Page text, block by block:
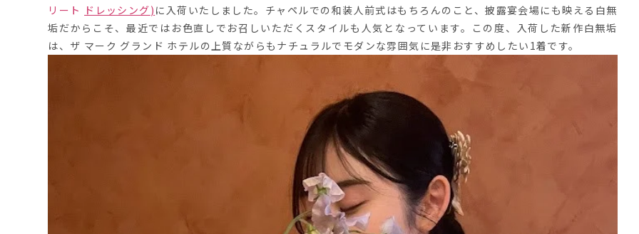
リート ドレッシング) に入荷いたしました。チャペルでの和装人前式はもちろんのこと、披露宴会場にも映える白無
垢だからこそ、最近ではお色直しでお召しいただくスタイルも人気となっています。この度、入荷した新作白無垢
は、ザ マーク グランド ホテルの上質ながらもナチュラルでモダンな雰囲気に是非おすすめしたい1着です。